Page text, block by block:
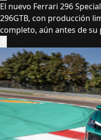
El nuevo Ferrari 296
296GTB, con producción
completo, aún antes de